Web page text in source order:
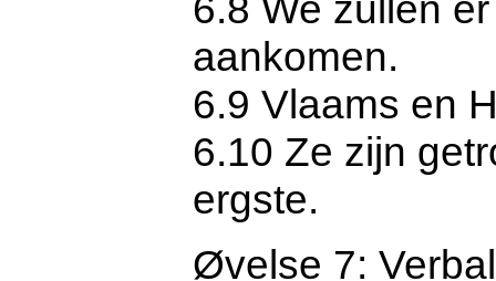
6.8 We zullen
aankomen.
6.9 Vlaams en
6.10 Ze zijn
ergste.
Øvelse 7: